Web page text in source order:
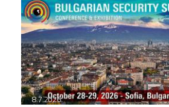
8.7.2026.